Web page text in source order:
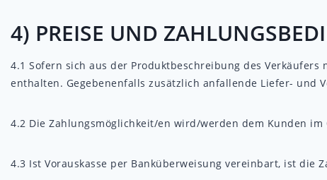
4) PREISE UND
4.1 Sofern sich aus der Produktbeschreibung des
enthalten. Gegebenenfalls zusätzlich anfallende Liefer- und
4.2 Die Zahlungsmöglichkeit/en wird/werden dem Kunden
4.3 Ist Vorauskasse per Banküberweisung vereinbart, ist die